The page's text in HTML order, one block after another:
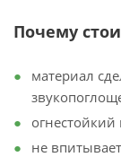
Почему
материал
огнестойкий
не